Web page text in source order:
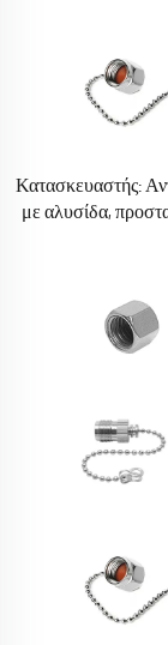
Κατασκευαστής:
με αλυσίδα,